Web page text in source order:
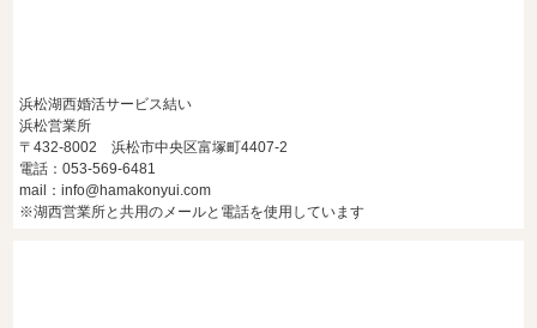
浜松湖西婚活サービス結い
浜松営業所
〒432-8002 浜松市中央区富塚町4407-2
電話：053-569-6481
mail：info@hamakonyui.com
※湖西営業所と共用のメールと電話を使用しています